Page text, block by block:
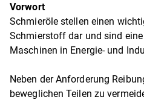
Vorwort
Schmieröle stellen einen
Schmierstoff dar und sind
Maschinen in Energie- und
Neben der Anforderung
beweglichen Teilen zu